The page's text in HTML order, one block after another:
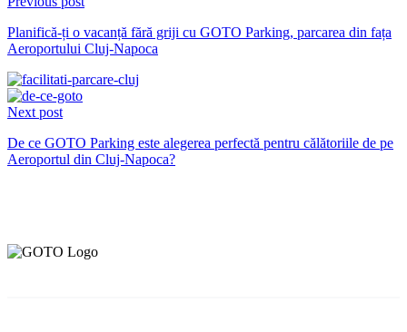
Planifică-ți o vacanță fără griji cu GOTO Parking, parcarea din fața
Aeroportului Cluj-Napoca
Next post
De ce GOTO Parking este alegerea perfectă pentru călătoriile de pe
Aeroportul din Cluj-Napoca?